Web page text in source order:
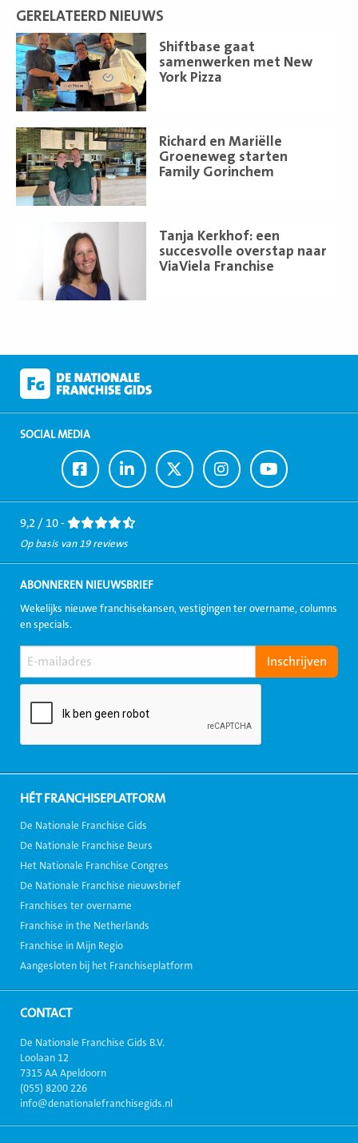
GERELATEERD NIEUWS
Shiftbase gaat
samenwerken met New
York Pizza
Lees
meer
Richard en Mariëlle
Groeneweg starten
Family Gorinchem
Lees
meer
Tanja Kerkhof: een
succesvolle overstap naar
ViaViela Franchise
SOCIAL MEDIA
Ga
naar
Facebook
Ga
naar
LinkedIn
Ga
naar
Twitter
Ga
naar
Instagram
Ga
naar
Youtube
9,2 / 10 -
Op basis van 19 reviews
ABONNEREN NIEUWSBRIEF
Wekelijks nieuwe franchisekansen, vestigingen ter overname, columns
en specials.
HÉT FRANCHISEPLATFORM
De Nationale Franchise Gids
De Nationale Franchise Beurs
Het Nationale Franchise Congres
De Nationale Franchise nieuwsbrief
Franchises ter overname
Franchise in the Netherlands
Franchise in Mijn Regio
Aangesloten bij het Franchiseplatform
CONTACT
De Nationale Franchise Gids B.V.
Loolaan 12
7315 AA Apeldoorn
(055) 8200 226
info@denationalefranchisegids.nl